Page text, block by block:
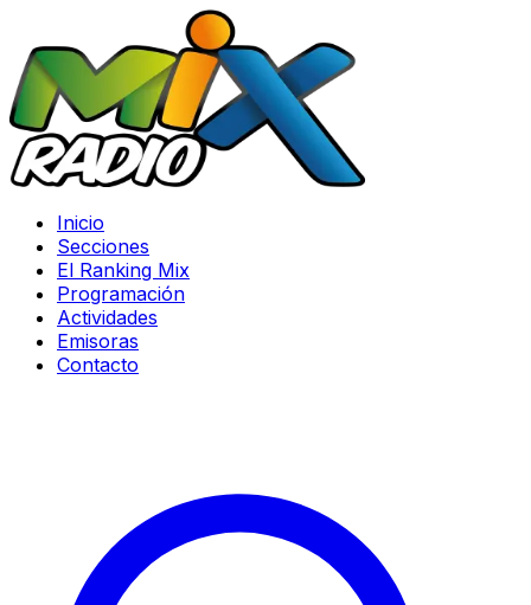
Inicio
Secciones
El Ranking Mix
Programación
Actividades
Emisoras
Contacto